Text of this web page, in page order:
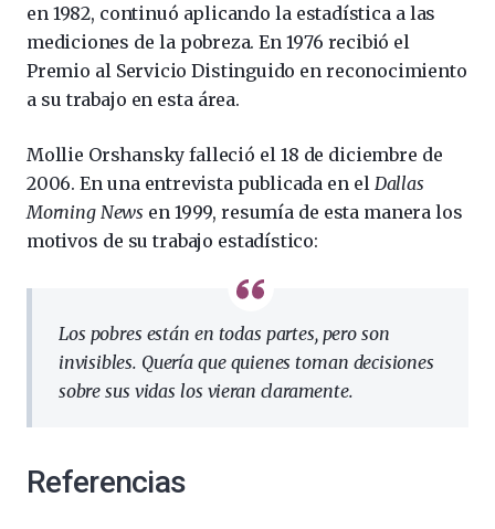
en 1982, continuó aplicando la estadística a las
mediciones de la pobreza. En 1976 recibió el
Premio al Servicio Distinguido en reconocimiento
a su trabajo en esta área.
Mollie Orshansky falleció el 18 de diciembre de
2006. En una entrevista publicada en el Dallas
Morning News en 1999, resumía de esta manera los
motivos de su trabajo estadístico:
Los pobres están en todas partes, pero son
invisibles. Quería que quienes toman decisiones
sobre sus vidas los vieran claramente.
Referencias